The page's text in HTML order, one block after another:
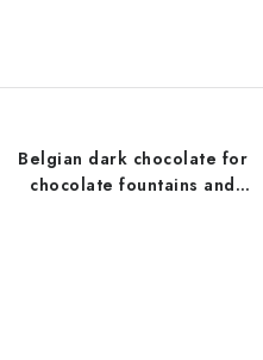
Belgian dark chocolate for
chocolate fountains and